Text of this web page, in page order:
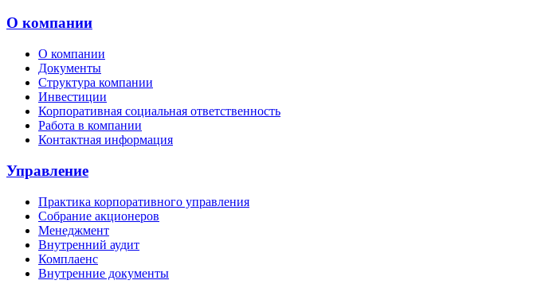
О компании
О компании
Документы
Структура компании
Инвестиции
Корпоративная социальная ответственность
Работа в компании
Контактная информация
Управление
Практика корпоративного управления
Собрание акционеров
Менеджмент
Внутренний аудит
Комплаенс
Внутренние документы